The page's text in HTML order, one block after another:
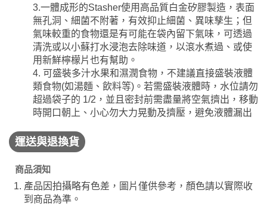
3.一體成形的Stasher使用高品質白金矽膠製造，表面
無孔洞、細菌不附著，有效抑止細菌、異味孳生；但
氣味較重的食物還是有可能在袋內留下氣味，可透過
清洗或以小蘇打水浸泡去除味道，以滾水煮過、或使
用新鮮檸檬片也有幫助。
4. 可盛裝多汁水果和濕潤食物，不建議直接盛裝液體
類食物(如湯麵、飲料等)。若需盛裝液體時，水位請勿
超過袋子的 1/2，並且密封前需盡量將空氣擠出，移動
時開口朝上、小心勿大力晃動及擠壓，避免液體漏出
運送與退換貨
商品須知
產品因拍攝略有色差，圖片僅供參考，顏色請以實際收
到商品為準。